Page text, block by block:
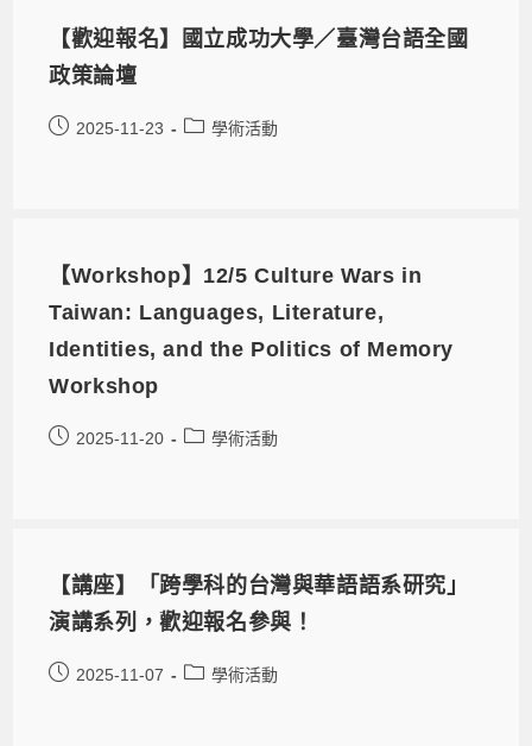
【歡迎報名】國立成功大學／臺灣台語全國
政策論壇
2025-11-23 學術活動
【Workshop】12/5 Culture Wars in
Taiwan: Languages, Literature,
Identities, and the Politics of Memory
Workshop
2025-11-20 學術活動
【講座】「跨學科的台灣與華語語系研究」
演講系列，歡迎報名參與！
2025-11-07 學術活動